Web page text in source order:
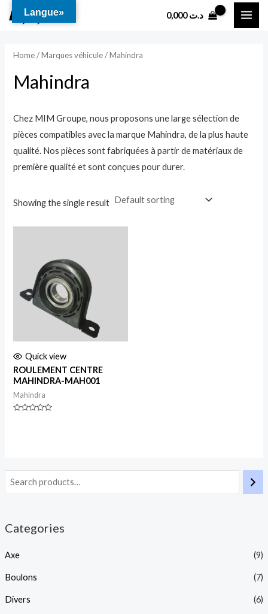
د.ت0,000
Categories
Axe (9)
Boulons (7)
Divers (6)
Home/Marques véhicule/ Mahindra
Mahindra
Chez MIM Groupe, nous proposons une large sélection de
pièces compatibles avec la marque Mahindra, de la plus haute
qualité. Nos pièces sont fabriquées à partir de matériaux de
première qualité et sont conçues pour durer.
Showing the single result
Quick view
ROULEMENT CENTRE
MAHINDRA-MAH001
Mahindra
Langue»